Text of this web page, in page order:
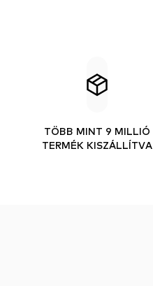
TÖBB MINT 9 MILLIÓ
TERMÉK KISZÁLLÍTVA